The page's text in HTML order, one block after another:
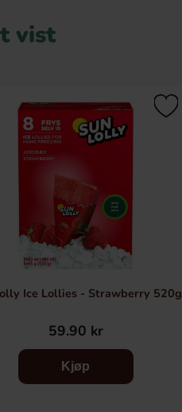
vist
Ice Lollies - Strawberry 520g
59.90 kr
Kjøp